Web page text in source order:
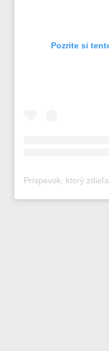
Pozrite si
Príspevok, ktorý